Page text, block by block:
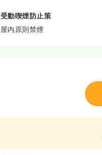
受動喫煙防止策
屋内原則禁煙